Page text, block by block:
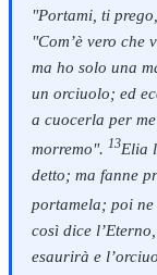
"Portami, ti
"Com’è vero che
ma ho solo una
un orciuolo; ed
a cuocerla per
morremo". 13Elia
detto; ma fanne
portamela; poi
così dice
esaurirà e